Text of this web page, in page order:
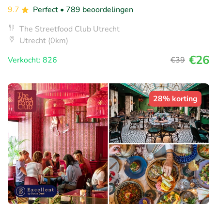
9.7
Perfect • 789 beoordelingen
The Streetfood Club Utrecht
Utrecht (0km)
Verkocht: 826
€39 €26
28% korting